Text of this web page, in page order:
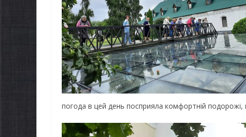
погода в цей день посприяла комфортній